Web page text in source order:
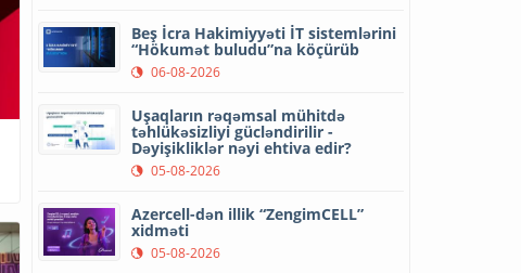
Beş İcra Hakimiyyəti İT sistemlərini
“Hökumət buludu”na köçürüb
06-08-2026
Uşaqların rəqəmsal mühitdə
təhlükəsizliyi gücləndirilir -
Dəyişikliklər nəyi ehtiva edir?
05-08-2026
Azercell-dən illik “ZengimCELL”
xidməti
05-08-2026